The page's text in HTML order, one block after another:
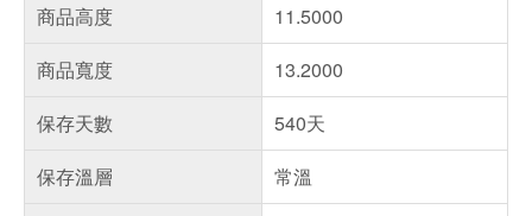
商品高度
11.5000
商品寬度
13.2000
保存天數
540天
保存溫層
常溫